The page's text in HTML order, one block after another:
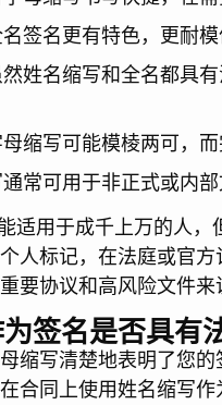
签名更有特色，更耐模
姓名缩写和全名都具
缩写可能模棱两可，而
常可用于非正式或内部
适用于成千上万的人，
人标记，在法庭或官
要协议和高风险文件来
签名是否具有
缩写清楚地表明了您
合同上使用姓名缩写